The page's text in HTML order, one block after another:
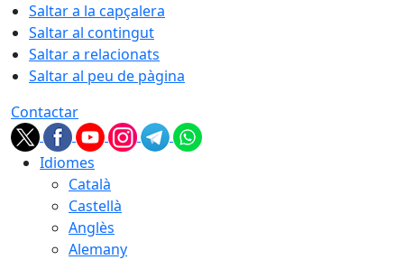
Saltar a la capçalera
Saltar al contingut
Saltar a relacionats
Saltar al peu de pàgina
Contactar
Idiomes
Català
Castellà
Anglès
Alemany